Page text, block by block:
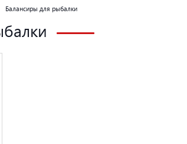
Балансиры для рыбалки